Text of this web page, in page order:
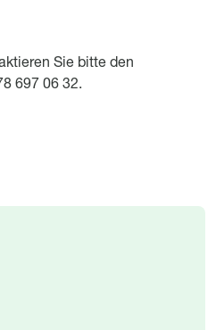
Sie bitte den
697 06 32.